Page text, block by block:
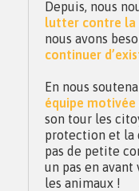
Depuis, nous
lutter contre la
nous avons
continuer
En nous
équipe motivée
son tour les
protection et la
pas de petite
un pas en
les animaux !